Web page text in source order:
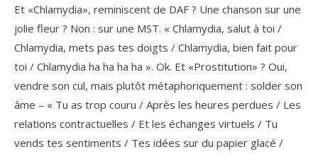
Et «Chlamydia», reminiscent de DAF ? Une chanson sur une
jolie fleur ? Non : sur une MST. « Chlamydia, salut à toi /
Chlamydia, mets pas tes doigts / Chlamydia, bien fait pour
toi / Chlamydia ha ha ha ha ». Ok. Et «Prostitution» ? Oui,
vendre son cul, mais plutôt métaphoriquement : solder son
âme – « Tu as trop couru / Après les heures perdues / Les
relations contractuelles / Et les échanges virtuels / Tu
vends tes sentiments / Tes idées sur du papier glacé /